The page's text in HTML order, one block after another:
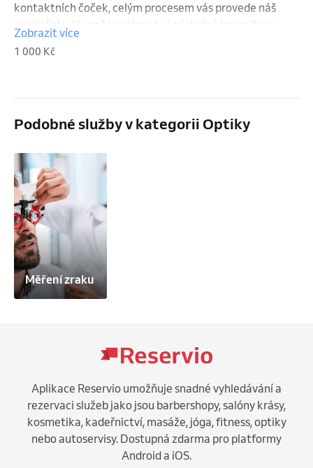
kontaktních čoček, celým procesem vás provede náš
specialista. V ceně je zahrnuta i následná konzultace
a kontrola, zda vám vše sedí :)              Pro objednání
volejte: +416 73 28 90.
Zobrazit více
1 000 Kč
Podobné služby v kategorii Optiky
Měření zraku
Aplikace Reservio umožňuje snadné vyhledávání a
rezervaci služeb jako jsou barbershopy, salóny krásy,
kosmetika, kadeřnictví, masáže, jóga, fitness, optiky
nebo autoservisy. Dostupná zdarma pro platformy
Android a iOS.